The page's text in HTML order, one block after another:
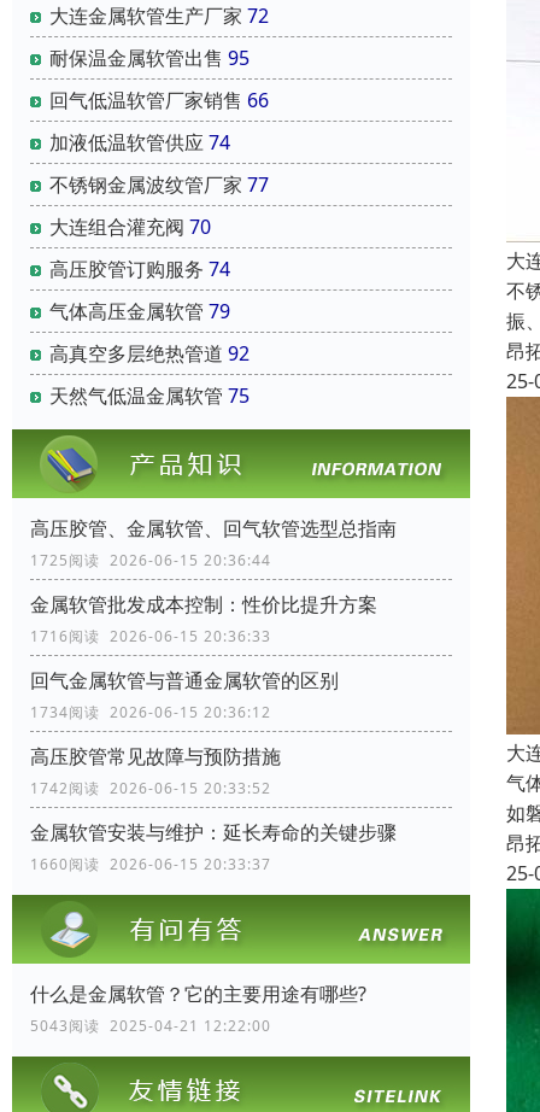
大连金属软管生产厂家 72
耐保温金属软管出售 95
回气低温软管厂家销售 66
加液低温软管供应74
不锈钢金属波纹管厂家 77
大连组合灌充阀 70
高压胶管订购服务 74
气体高压金属软管 79
高真空多层绝热管道 92
天然气低温金属软管 75
高压胶管、金属软管、回气软管选型总指南
1725阅读 2026-06-15 20:36:44
金属软管批发成本控制：性价比提升方案
1716阅读 2026-06-15 20:36:33
回气金属软管与普通金属软管的区别
1734阅读 2026-06-15 20:36:12
高压胶管常见故障与预防措施
1742阅读 2026-06-15 20:33:52
金属软管安装与维护：延长寿命的关键步骤
1660阅读 2026-06-15 20:33:37
什么是金属软管？它的主要用途有哪些?
5043阅读 2025-04-21 12:22:00
大
不
振
昂
25-
大
气
如
昂
25-